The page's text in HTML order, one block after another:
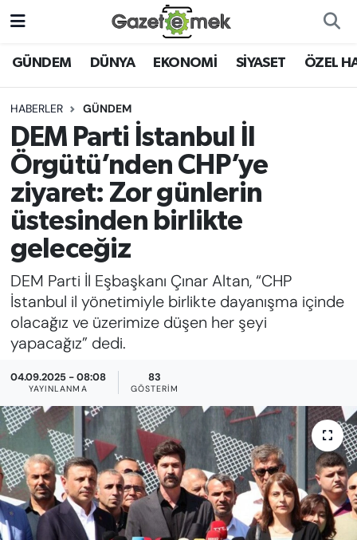
GÜNDEM DÜNYA EKONOMİ SİYASET ÖZEL
HABERLER GÜNDEM
DEM Parti İstanbul İl
Örgütü’nden CHP’ye
ziyaret: Zor günlerin
üstesinden birlikte
geleceğiz
DEM Parti İl Eşbaşkanı Çınar Altan, “CHP
İstanbul il yönetimiyle birlikte dayanışma içinde
olacağız ve üzerimize düşen her şeyi
yapacağız” dedi.
04.09.2025 - 08:08
YAYINLANMA
83
GÖSTERIM
DÜNYA
EKONOMİ
EMEK HABERLERİ
YENİ MEDYADA EMEK
GAZETECİLİĞİNİ GELİŞTİRMEK
FAYDALI BİLGİLER
GÜNDEM
EĞİTİM
SAĞLIK
SPOR
KÜLTÜR-SANAT
MAGAZİN
Nöbetçi Eczaneler
Hava Durumu
İstanbul Namaz Vakitleri
Trafik Durumu
Süper Lig Puan Durumu ve Fikstür
Tüm Manşetler
Son Dakika Haberleri
Haber Arşivi